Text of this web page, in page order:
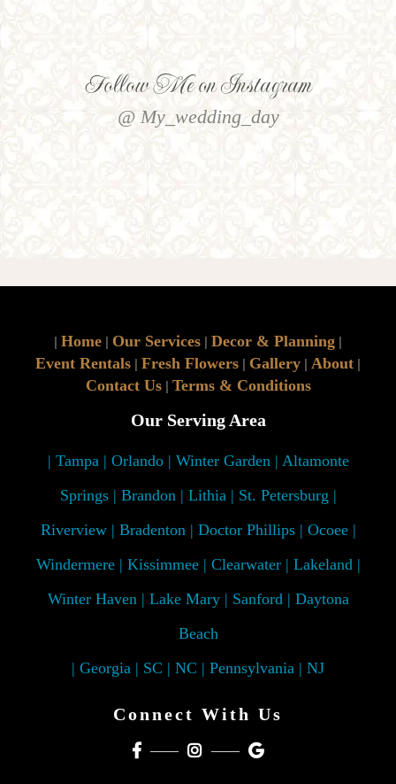
Follow Me on Instagram
@ My_wedding_day
| Home | Our Services | Decor & Planning |
Event Rentals | Fresh Flowers | Gallery | About |
Contact Us| Terms & Conditions
Our Serving Area
| Tampa | Orlando | Winter Garden | Altamonte
Springs | Brandon | Lithia | St. Petersburg |
Riverview | Bradenton | Doctor Phillips | Ocoee |
Windermere | Kissimmee | Clearwater | Lakeland |
Winter Haven | Lake Mary | Sanford | Daytona
Beach
| Georgia | SC | NC | Pennsylvania | NJ
Connect With Us